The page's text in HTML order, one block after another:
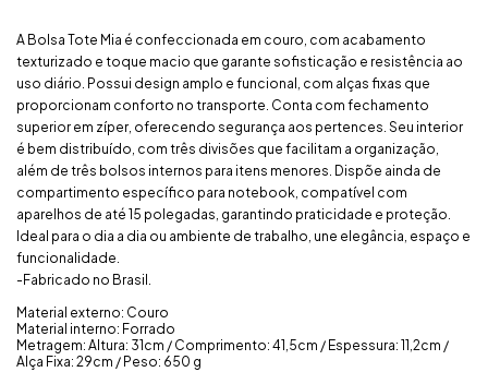
A Bolsa Tote Mia é confeccionada em couro, com acabamento
texturizado e toque macio que garante sofisticação e resistência ao
uso diário. Possui design amplo e funcional, com alças fixas que
proporcionam conforto no transporte. Conta com fechamento
superior em zíper, oferecendo segurança aos pertences. Seu interior
é bem distribuído, com três divisões que facilitam a organização,
além de três bolsos internos para itens menores. Dispõe ainda de
compartimento específico para notebook, compatível com
aparelhos de até 15 polegadas, garantindo praticidade e proteção.
Ideal para o dia a dia ou ambiente de trabalho, une elegância, espaço e
funcionalidade.
-Fabricado no Brasil.
Material externo: Couro
Material interno: Forrado
Metragem: Altura: 31cm / Comprimento: 41,5cm / Espessura: 11,2cm /
Alça Fixa: 29cm / Peso: 650 g